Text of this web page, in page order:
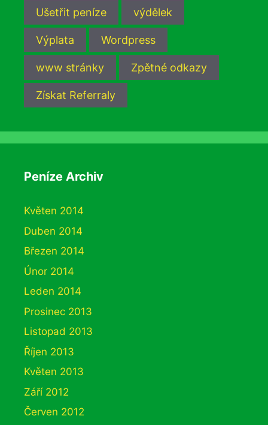
Ušetřit peníze výdělek
Výplata Wordpress
www stránky Zpětné odkazy
Získat Referraly
Peníze Archiv
Květen 2014
Duben 2014
Březen 2014
Únor 2014
Leden 2014
Prosinec 2013
Listopad 2013
Říjen 2013
Květen 2013
Září 2012
Červen 2012